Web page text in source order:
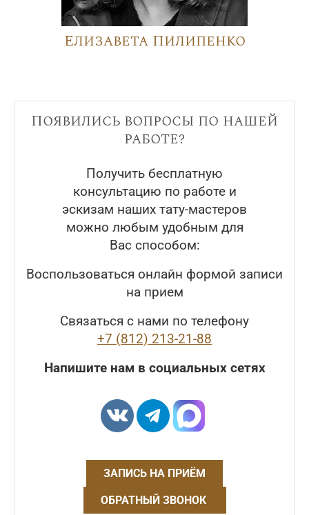
Елизавета Пилипенко
Появились вопросы по нашей
работе?
Получить бесплатную
консультацию по работе и
эскизам наших тату-мастеров
можно любым удобным для
Вас способом:
Воспользоваться онлайн формой записи
на прием
Связаться с нами по телефону
+7 (812) 213-21-88
Напишите нам в социальных сетях
ЗАПИСЬ НА ПРИЁМ
ОБРАТНЫЙ ЗВОНОК